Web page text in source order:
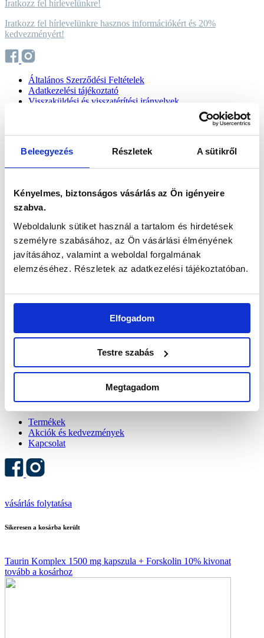
Beleegyezés Részletek A sütikről
Kényelmes, biztonságos vásárlás az Ön igényeire
szabva.
Weboldalunk sütiket használ a tartalom és hirdetések
személyre szabásához, az Ön vásárlási élményének
javításához, valamint a weboldal forgalmának
elemzéséhez. Részletek az adatkezelési tájékoztatóban.
Elfogadom
Testre szabás
Megtagadom
Iratkozz fel hírlevelünkre!
Iratkozz fel hírlevelünkre hasznos információkért és 20%
kedvezményért!
Általános Szerződési Feltételek
Adatkezelési tájékoztató
Visszaküldési és visszatérítési irányelvek
Web byThe Logic Method
vissza az árakhoz
Boltok
Rólunk
Kapcsolat
Szállítási információk
Szállítási információk
HÍRLEVÉL | 20% KEDVEZMÉNY
Akciók és kedvezmények
Kapcsolat
Termékek
Akciók és kedvezmények
Kapcsolat
vásárlás folytatása
Sikeresen a kosárba került
Taurin Komplex 1500 mg kapszula + Forskolin 10% kivonat
tovább a kosárhoz